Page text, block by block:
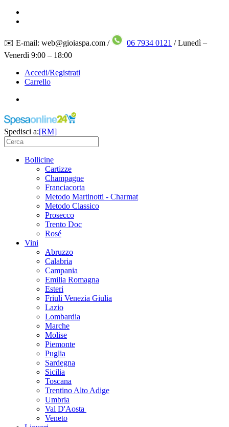
✉️ E-mail: web@gioiaspa.com / 06 7934 0121 / Lunedì –
Venerdì 9:00 – 18:00
Accedi/Registrati
Carrello
Spedisci a:[RM]
Bollicine
Cartizze
Champagne
Franciacorta
Metodo Martinotti - Charmat
Metodo Classico
Prosecco
Trento Doc
Rosé
Vini
Abruzzo
Calabria
Campania
Emilia Romagna
Esteri
Friuli Venezia Giulia
Lazio
Lombardia
Marche
Molise
Piemonte
Puglia
Sardegna
Sicilia
Toscana
Trentino Alto Adige
Umbria
Val D'Aosta
Veneto